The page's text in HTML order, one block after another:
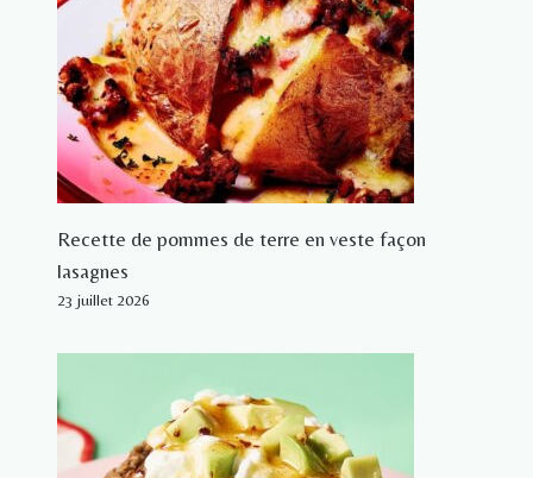
Recette de pommes de terre en veste façon
lasagnes
23 juillet 2026